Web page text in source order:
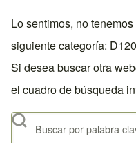
Lo sentimos, no
siguiente categoría:
Si desea buscar otra
el cuadro de búsqueda
Buscar